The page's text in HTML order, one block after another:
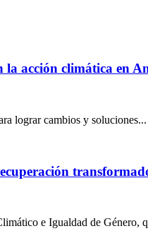
la acción climática en
lograr cambios y soluciones...
e Igualdad de Género,